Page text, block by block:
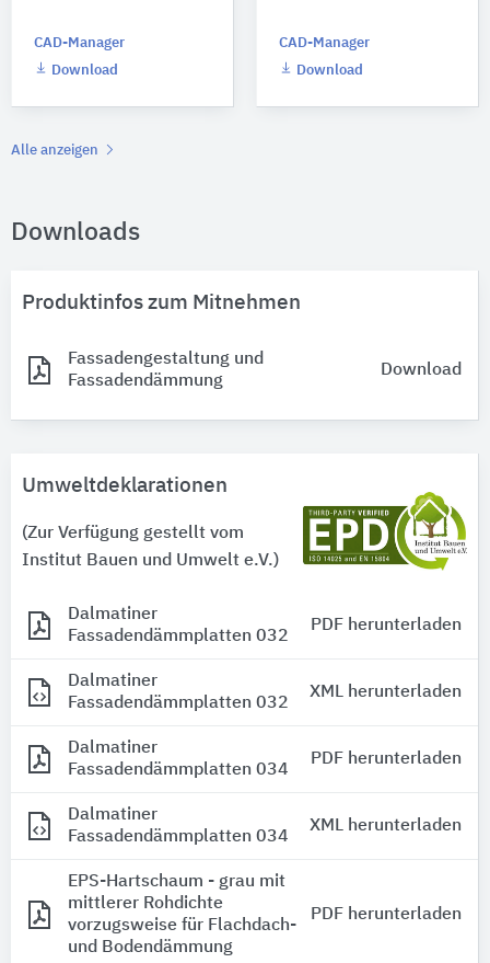
CAD-Manager
Download
CAD-Manager
Download
Alle anzeigen
Downloads
Produktinfos zum Mitnehmen
Fassadengestaltung und
Fassadendämmung
Download
Umweltdeklarationen
(Zur Verfügung gestellt vom
Institut Bauen und Umwelt e.V.)
Dalmatiner
Fassadendämmplatten 032
PDF herunterladen
Dalmatiner
Fassadendämmplatten 032
XML herunterladen
Dalmatiner
Fassadendämmplatten 034
PDF herunterladen
Dalmatiner
Fassadendämmplatten 034
XML herunterladen
EPS-Hartschaum - grau mit
mittlerer Rohdichte
vorzugsweise für Flachdach-
und Bodendämmung
PDF herunterladen